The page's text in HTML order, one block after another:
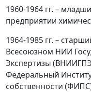
1960-1964 гг. –
предприятии
1964-1985 гг. –
Всесоюзном НИИ
Экспертизы
Федеральный
собственности